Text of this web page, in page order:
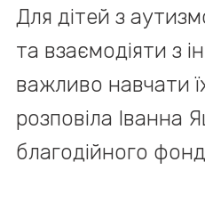
Для дітей з
та взаємодіяти з
важливо навчати
розповіла Іванна
благодійного